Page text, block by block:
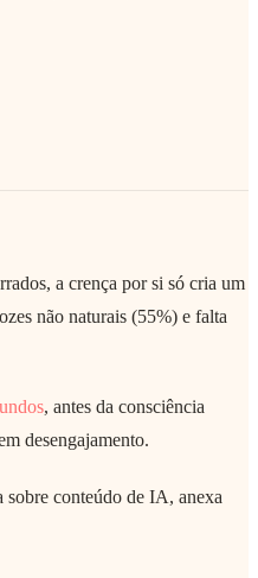
a crença por si só cria um
não naturais (55%) e falta
, antes da consciência
desengajamento.
sobre conteúdo de IA, anexa